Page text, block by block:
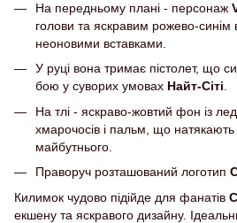
На передньому плані - персонаж
голови та яскравим рожево-синім
неоновими вставками.
У руці вона тримає пістолет, що
бою у суворих умовах Найт-Сіті.
На тлі - яскраво-жовтий фон із
хмарочосів і пальм, що натякають
майбутнього.
Праворуч розташований логотип
Килимок чудово підійде для фанатів
екшену та яскравого дизайну.